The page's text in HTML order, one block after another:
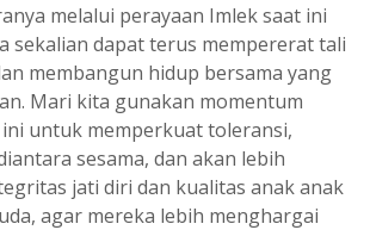
melalui perayaan Imlek saat ini
sekalian dapat terus mempererat tali
membangun hidup bersama yang
Mari kita gunakan momentum
untuk memperkuat toleransi,
sesama, dan akan lebih
jati diri dan kualitas anak anak
agar mereka lebih menghargai